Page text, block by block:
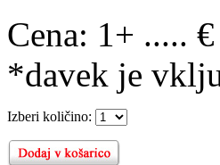
Cena: 1+ .....
*davek je
Izberi količino: